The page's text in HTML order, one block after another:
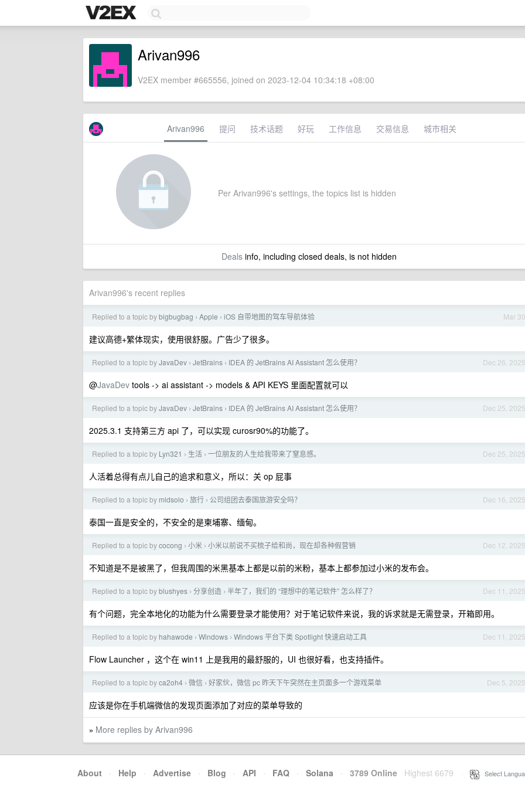
Arivan996
V2EX member #665556, joined on 2023-12-04 10:34:18 +08:00
Arivan996 提问 技术话题 好玩 工作信息 交易信息 城市相关
Per Arivan996's settings, the topics list is hidden
Dealsinfo, including closed deals, is not hidden
Arivan996's recent replies
Mar 30
Replied to a topic bybigbugbag › Apple › iOS 自带地图的驾车导航体验
建议高德+繁体现实，使用很舒服。广告少了很多。
Dec 26, 2025
Replied to a topic byJavaDev › JetBrains › IDEA 的 JetBrains AI Assistant 怎么使用？
@JavaDev tools -> ai assistant -> models & API KEYS 里面配置就可以
Dec 25, 2025
Replied to a topic byJavaDev › JetBrains › IDEA 的 JetBrains AI Assistant 怎么使用？
2025.3.1 支持第三方 api 了，可以实现 curosr90%的功能了。
Dec 25, 2025
Replied to a topic by Lyn321 › 生活 › 一位朋友的人生给我带来了窒息感。
人活着总得有点儿自己的追求和意义，所以：关 op 屁事
Dec 16, 2025
Replied to a topic by midsolo › 旅行 › 公司组团去泰国旅游安全吗？
泰国一直是安全的，不安全的是柬埔寨、缅甸。
Dec 12, 2025
Replied to a topic bycocong › 小米 › 小米以前说不买梳子给和尚，现在却各种假营销
不知道是不是被黑了，但我周围的米黑基本上都是以前的米粉，基本上都参加过小米的发布会。
Dec 11, 2025
Replied to a topic byblushyes › 分享创造 › 半年了，我们的 “理想中的笔记软件” 怎么样了？
有个问题，完全本地化的功能为什么需要登录才能使用？对于笔记软件来说，我的诉求就是无需登录，开箱即用。
Dec 11, 2025
Replied to a topic by hahawode › Windows › Windows 平台下类 Spotlight 快速启动工具
Flow Launcher ，这个在 win11 上是我用的最舒服的，UI 也很好看，也支持插件。
Dec 5, 2025
Replied to a topic byca2oh4 › 微信 › 好家伙，微信 pc 昨天下午突然在主页面多一个游戏菜单
应该是你在手机端微信的发现页面添加了对应的菜单导致的
» More replies by Arivan996
About · Help · Advertise · Blog · API · FAQ · Solana · 3789 Online Highest 6679 Select